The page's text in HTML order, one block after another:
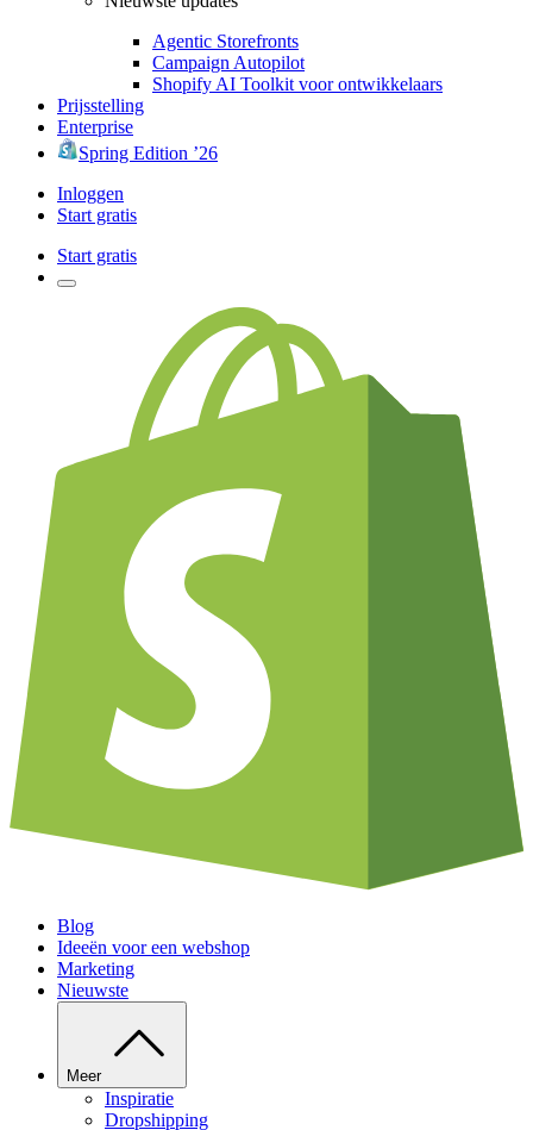
Agentic Storefronts
Campaign Autopilot
Shopify AI Toolkit voor ontwikkelaars
Prijsstelling
Enterprise
Spring Edition ’26
Inloggen
Start gratis
Start gratis
Blog
Ideeën voor een webshop
Marketing
Nieuwste
Meer
Inspiratie
Dropshipping